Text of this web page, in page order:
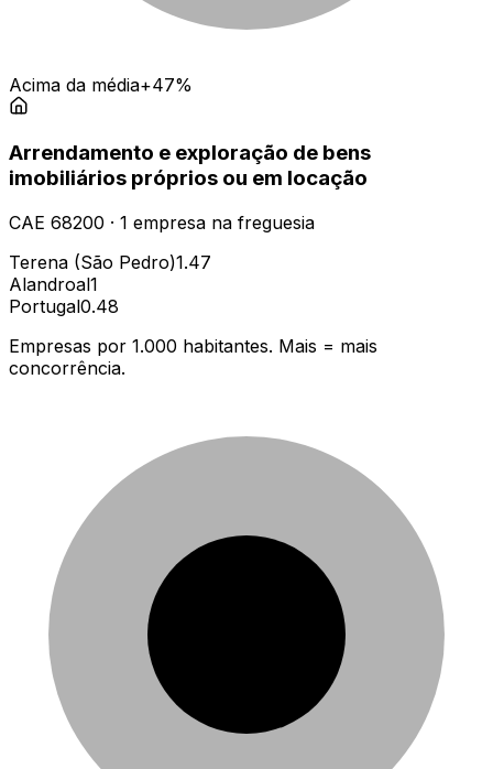
Acima da média+47%
Arrendamento e exploração de bens
imobiliários próprios ou em locação
CAE 68200 · 1 empresa na freguesia
Terena (São Pedro)1.47
Alandroal1
Portugal0.48
Empresas por 1.000 habitantes. Mais = mais
concorrência.